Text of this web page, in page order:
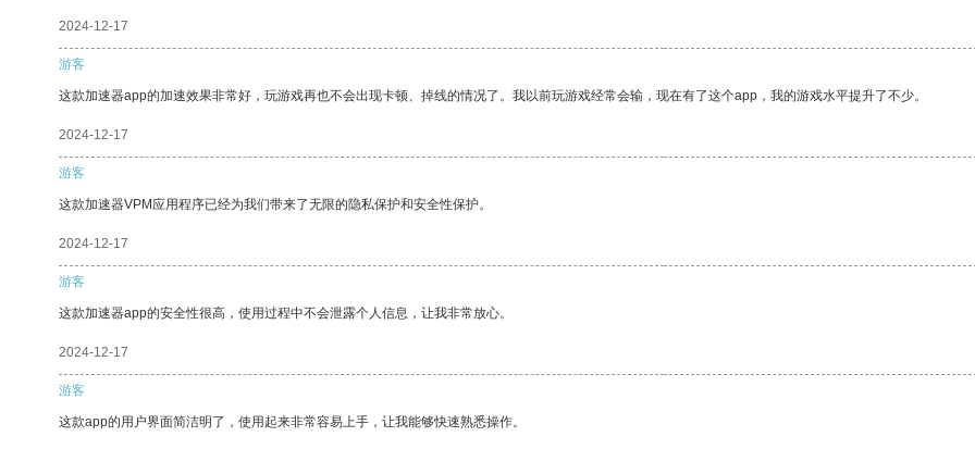
2024-12-17
游客
这款加速器app的加速效果非常好，玩游戏再也不会出现卡顿、掉线的情况了。我以前玩游戏经常会输，现在有了这个app，我的游戏水平提升了不少。
2024-12-17
游客
这款加速器VPM应用程序已经为我们带来了无限的隐私保护和安全性保护。
2024-12-17
游客
这款加速器app的安全性很高，使用过程中不会泄露个人信息，让我非常放心。
2024-12-17
游客
这款app的用户界面简洁明了，使用起来非常容易上手，让我能够快速熟悉操作。